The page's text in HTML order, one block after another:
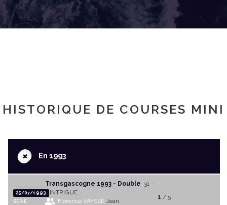
HISTORIQUE DE COURSES MINI
+En 1993
25/07/1993
SERIE
Transgascogne 1993 - Double 31 -
L'INTRIGUE
Florence VAYSSEJean
1 / 5